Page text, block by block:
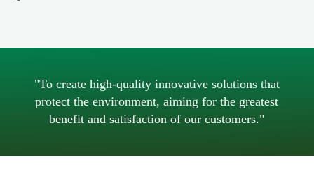
"To create high-quality innovative solutions that
protect the environment, aiming for the greatest
benefit and satisfaction of our customers."